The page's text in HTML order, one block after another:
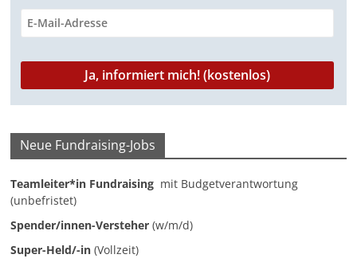
S
p
e
n
d
e
Neue Fundraising-Jobs
Teamleiter*in Fundraising mit Budgetverantwortung
(unbefristet)
Spender/innen-Versteher (w/m/d)
Super-Held/-in (Vollzeit)